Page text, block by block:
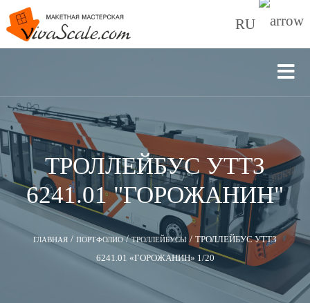
RU
ТРОЛЛЕЙБУС УТТЗ
6241.01 "ГОРОЖАНИН"
ГЛАВНАЯ / ПОРТФОЛИО/ТРОЛЛЕЙБУСЫ / ТРОЛЛЕЙБУС УТТЗ
6241.01 «ГОРОЖАНИН» 1/20